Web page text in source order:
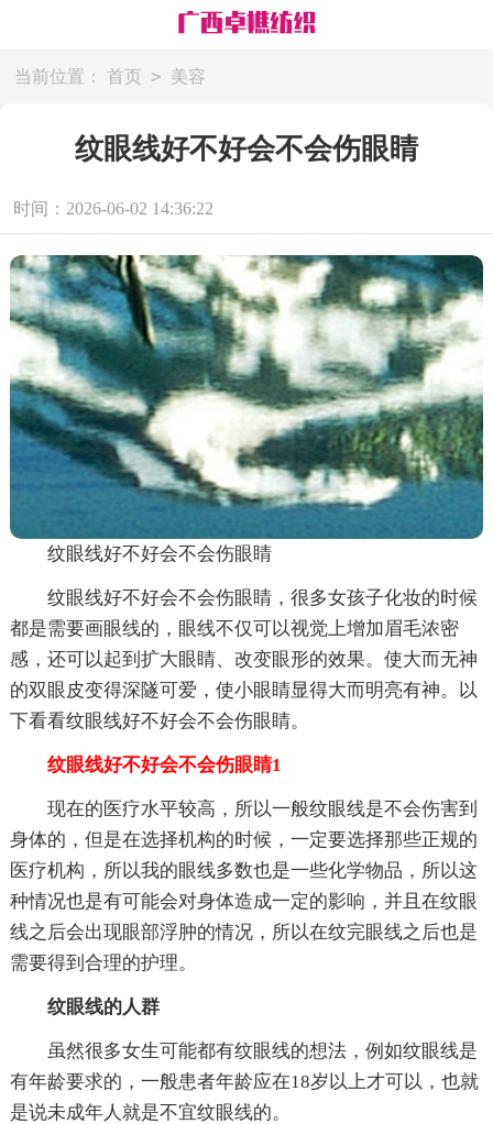
当前位置： 首页 > 美容
纹眼线好不好会不会伤眼睛
时间：2026-06-02 14:36:22
纹眼线好不好会不会伤眼睛
纹眼线好不好会不会伤眼睛，很多女孩子化妆的时候
都是需要画眼线的，眼线不仅可以视觉上增加眉毛浓密
感，还可以起到扩大眼睛、改变眼形的效果。使大而无神
的双眼皮变得深隧可爱，使小眼睛显得大而明亮有神。以
下看看纹眼线好不好会不会伤眼睛。
纹眼线好不好会不会伤眼睛1
现在的医疗水平较高，所以一般纹眼线是不会伤害到
身体的，但是在选择机构的时候，一定要选择那些正规的
医疗机构，所以我的眼线多数也是一些化学物品，所以这
种情况也是有可能会对身体造成一定的影响，并且在纹眼
线之后会出现眼部浮肿的情况，所以在纹完眼线之后也是
需要得到合理的护理。
纹眼线的人群
虽然很多女生可能都有纹眼线的想法，例如纹眼线是
有年龄要求的，一般患者年龄应在18岁以上才可以，也就
是说未成年人就是不宜纹眼线的。